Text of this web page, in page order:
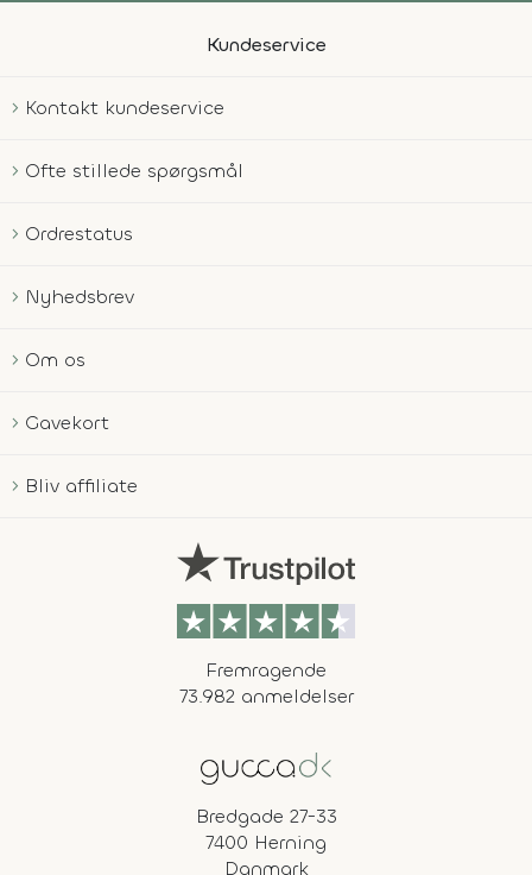
Kundeservice
Kontakt kundeservice
Ofte stillede spørgsmål
Ordrestatus
Nyhedsbrev
Om os
Gavekort
Bliv affiliate
Fremragende
73.982 anmeldelser
Bredgade 27-33
7400 Herning
Danmark